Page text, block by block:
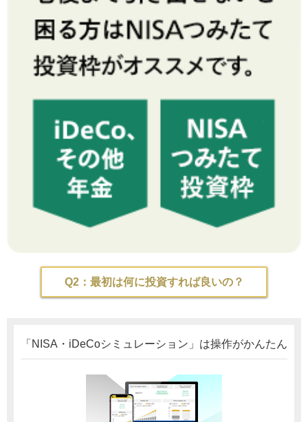
Q2：最初は何に投資すれば良いの？
「NISA・iDeCoシミュレーション」は操作がかんたん